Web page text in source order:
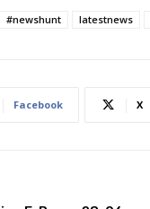
#newshunt latestnews
Facebook X